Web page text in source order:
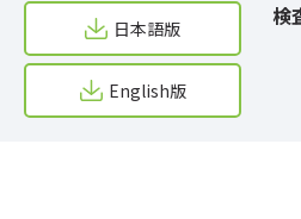
日本語版
English版
検